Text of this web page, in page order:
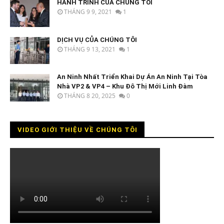
HÀNH TRÌNH CỦA CHÚNG TÔI
THÁNG 9 9, 2021 1
DỊCH VỤ CỦA CHÚNG TÔI
THÁNG 9 13, 2021 1
An Ninh Nhất Triển Khai Dự Án An Ninh Tại Tòa
Nhà VP2 & VP4 – Khu Đô Thị Mới Linh Đàm
THÁNG 8 20, 2025 0
VIDEO GIỚI THIỆU VỀ CHÚNG TÔI